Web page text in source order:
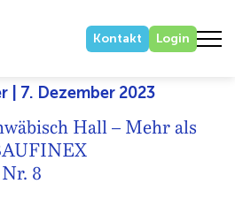
Kontakt Login
| 7. Dezember 2023
Hall – Mehr als
8